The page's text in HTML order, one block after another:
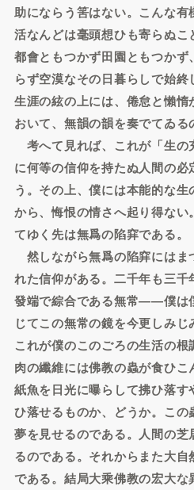
助にならう筈はない。こんな
活なんどは毫頭想ひも寄らぬ
都會ともつかず田園ともつか
らず空漠なその日暮らしで始
生涯の絃の上には、倦怠と懶
おいて、無韻の韻を奏でてゐる
考へて見れば、これが「生の
に何等の信仰を持たぬ人間の
う。その上、僕には本能的な
から、悔恨の情さへ起り得な
てゆく先は無爲の陷穽である。
然しながら無爲の陷穽にはま
れた信仰がある。二千年も三
發端で綜合である無常――僕は
じてこの無常の鏡を今更しみじ
これが僕のこのごろの生活の
肉の纖維には佛教の蟲が食ひ
紙魚を日光に曝らして拂ひ落
ひ落せるものか、どうか。こ
夢を見せるのである。人間の
るのである。それからまた大
である。結局大乘佛教の宏大